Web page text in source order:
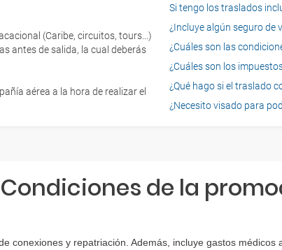
(Caribe, circuitos, tours...)
antes de salida, la cual deberás
aérea a la hora de realizar el
Si tengo los traslados
¿Incluye algún seguro de
¿Cuáles son las
¿Cuáles son los
¿Qué hago si el traslado
¿Necesito visado para
Condiciones de la
conexiones y repatriación. Además, incluye gastos